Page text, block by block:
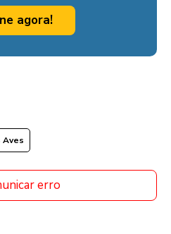
agora!
Aves
erro